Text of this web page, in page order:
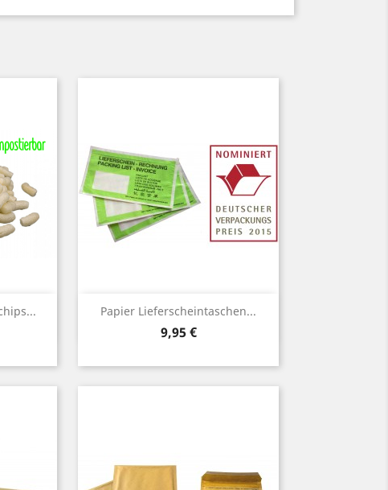
Papier Lieferscheintaschen...
Preis
9,95 €
Vorschau